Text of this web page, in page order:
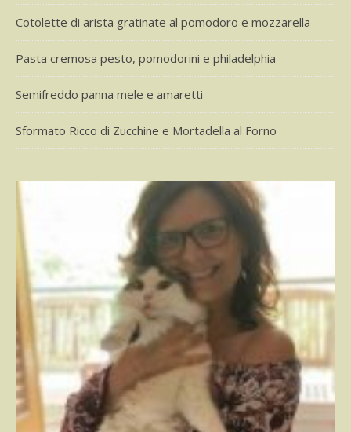
Cotolette di arista gratinate al pomodoro e mozzarella
Pasta cremosa pesto, pomodorini e philadelphia
Semifreddo panna mele e amaretti
Sformato Ricco di Zucchine e Mortadella al Forno